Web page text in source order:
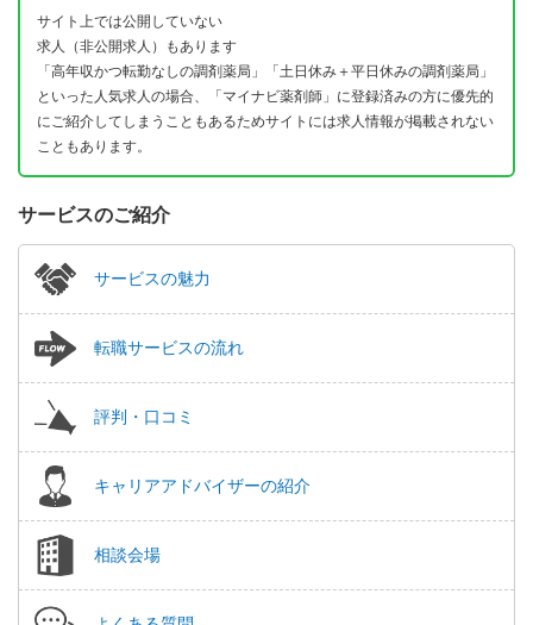
サイト上では公開していない
求人（非公開求人）もあります
「高年収かつ転勤なしの調剤薬局」「土日休み＋平日休みの調剤薬局」
といった人気求人の場合、「マイナビ薬剤師」に登録済みの方に優先的
にご紹介してしまうこともあるためサイトには求人情報が掲載されない
こともあります。
サービスのご紹介
サービスの魅力
転職サービスの流れ
評判・口コミ
キャリアアドバイザーの紹介
相談会場